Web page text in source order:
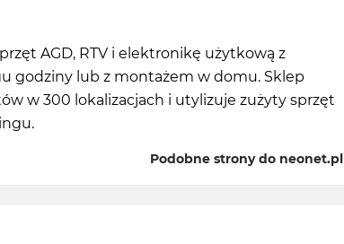
AGD, RTV i elektronikę użytkową z
godziny lub z montażem w domu. Sklep
w 300 lokalizacjach i utylizuje zużyty sprzęt
Podobne strony do neonet.pl